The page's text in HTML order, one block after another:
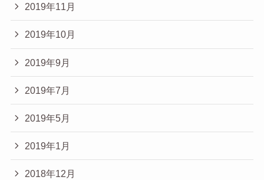
2019年11月
2019年10月
2019年9月
2019年7月
2019年5月
2019年1月
2018年12月